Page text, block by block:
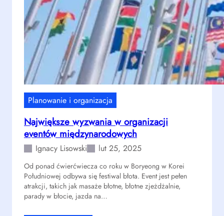
y
s
t
a
ć
j
d
o
p
r
o
m
c
j
i
?
n
i
e
s
z
t
a
n
d
a
r
ó
w
p
r
o
m
o
Planowanie i organizacja
Największe wyzwania w organizacji
eventów międzynarodowych
Ignacy Lisowski lut 25, 2025
Od ponad ćwierćwiecza co roku w Boryeong w Korei
Południowej odbywa się festiwal błota. Event jest pełen
atrakcji, takich jak masaże błotne, błotne zjeżdżalnie,
parady w błocie, jazda na…